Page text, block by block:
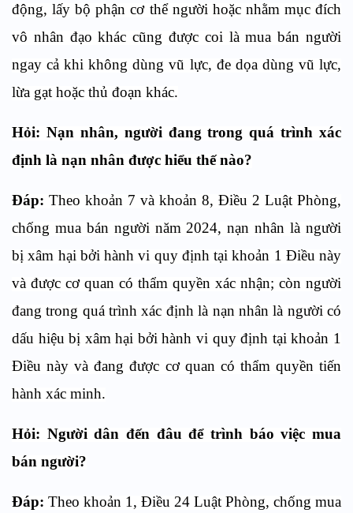
động, lấy bộ phận cơ thể người hoặc nhằm mục đích
vô nhân đạo khác cũng được coi là mua bán người
ngay cả khi không dùng vũ lực, đe dọa dùng vũ lực,
lừa gạt hoặc thủ đoạn khác.
Hỏi: Nạn nhân, người đang trong quá trình xác
định là nạn nhân được hiểu thế nào?
Đáp: Theo khoản 7 và khoản 8, Điều 2 Luật Phòng,
chống mua bán người năm 2024, nạn nhân là người
bị xâm hại bởi hành vi quy định tại khoản 1 Điều này
và được cơ quan có thẩm quyền xác nhận; còn người
đang trong quá trình xác định là nạn nhân là người có
dấu hiệu bị xâm hại bởi hành vi quy định tại khoản 1
Điều này và đang được cơ quan có thẩm quyền tiến
hành xác minh.
Hỏi: Người dân đến đâu để trình báo việc mua
bán người?
Đáp: Theo khoản 1, Điều 24 Luật Phòng, chống mua